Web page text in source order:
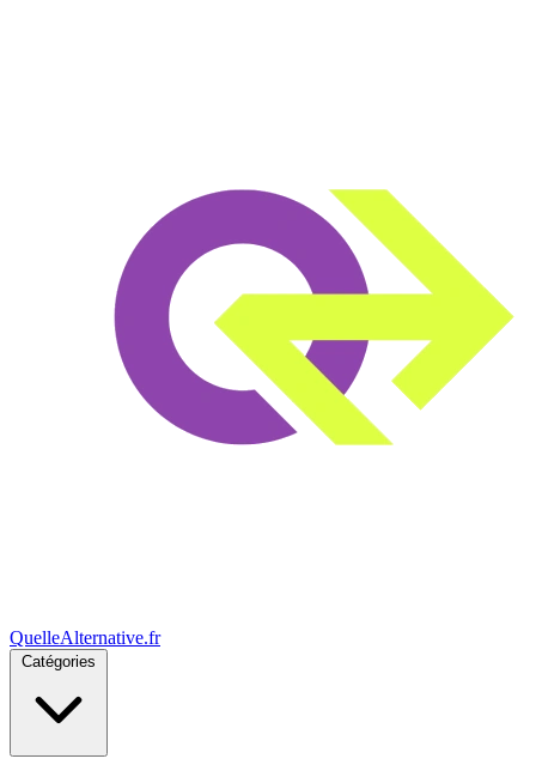
QuelleAlternative.fr